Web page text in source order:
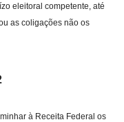
eleitoral competente, até
as coligações não os
à Receita Federal os